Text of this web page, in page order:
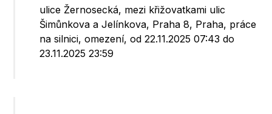
ulice Žernosecká, mezi křižovatkami ulic
Šimůnkova a Jelínkova, Praha 8, Praha, práce
na silnici, omezení, od 22.11.2025 07:43 do
23.11.2025 23:59